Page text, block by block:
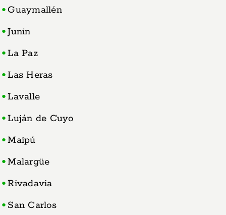
Guaymallén
Junín
La Paz
Las Heras
Lavalle
Luján de Cuyo
Maipú
Malargüe
Rivadavia
San Carlos